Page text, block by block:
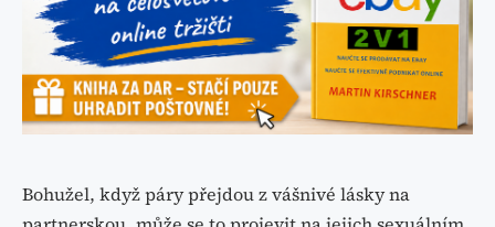
Bohužel, když páry přejdou z vášnivé lásky na